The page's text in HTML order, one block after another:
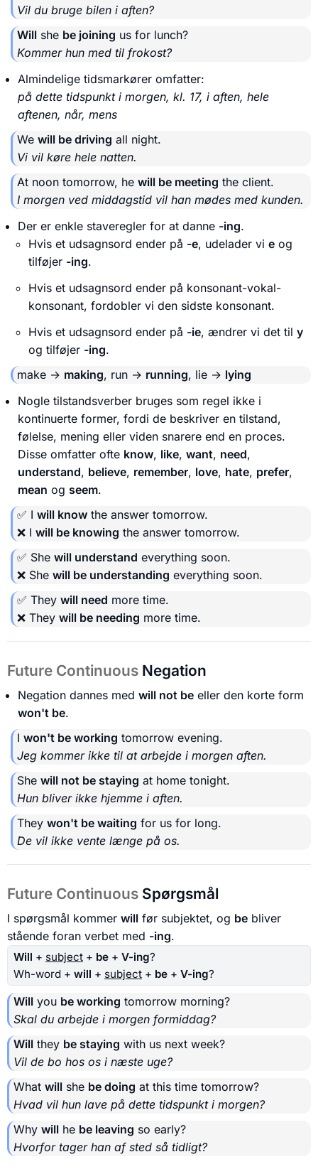
Vil du bruge bilen i aften?
Will she be joining us for lunch?
Kommer hun med til frokost?
Almindelige tidsmarkører omfatter:
på dette tidspunkt i morgen, kl. 17, i aften, hele
aftenen, når, mens
We will be driving all night.
Vi vil køre hele natten.
At noon tomorrow, he will be meeting the client.
I morgen ved middagstid vil han mødes med kunden.
Der er enkle staveregler for at danne -ing.
Hvis et udsagnsord ender på -e, udelader vi e og
tilføjer -ing.
Hvis et udsagnsord ender på konsonant-vokal-
konsonant, fordobler vi den sidste konsonant.
Hvis et udsagnsord ender på -ie, ændrer vi det til y
og tilføjer -ing.
make → making, run → running, lie → lying
Nogle tilstandsverber bruges som regel ikke i
kontinuerte former, fordi de beskriver en tilstand,
følelse, mening eller viden snarere end en proces.
Disse omfatter ofte know, like, want, need,
understand, believe, remember, love, hate, prefer,
mean og seem.
✅ I will know the answer tomorrow.
❌ I will be knowing the answer tomorrow.
✅ She will understand everything soon.
❌ She will be understanding everything soon.
✅ They will need more time.
❌ They will be needing more time.
Future Continuous Negation
Negation dannes med will not be eller den korte form
won't be.
I won't be working tomorrow evening.
Jeg kommer ikke til at arbejde i morgen aften.
She will not be staying at home tonight.
Hun bliver ikke hjemme i aften.
They won't be waiting for us for long.
De vil ikke vente længe på os.
Future Continuous Spørgsmål
I spørgsmål kommer will før subjektet, og be bliver
stående foran verbet med -ing.
Will + subject + be + V-ing?
Wh-word + will + subject + be + V-ing?
Will you be working tomorrow morning?
Skal du arbejde i morgen formiddag?
Will they be staying with us next week?
Vil de bo hos os i næste uge?
What will she be doing at this time tomorrow?
Hvad vil hun lave på dette tidspunkt i morgen?
Why will he be leaving so early?
Hvorfor tager han af sted så tidligt?